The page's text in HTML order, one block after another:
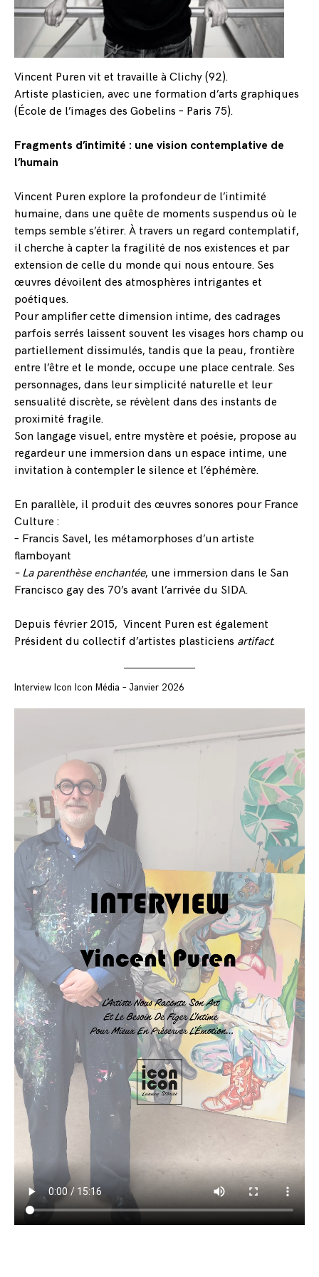
Vincent Puren vit et travaille à Clichy (92).
Artiste plasticien, avec une formation d’arts graphiques
(École de l’images des Gobelins – Paris 75).
Fragments d’intimité : une vision contemplative de
l’humain
Vincent Puren explore la profondeur de l’intimité
humaine, dans une quête de moments suspendus où le
temps semble s’étirer. À travers un regard contemplatif,
il cherche à capter la fragilité de nos existences et par
extension de celle du monde qui nous entoure. Ses
œuvres dévoilent des atmosphères intrigantes et
poétiques.
Pour amplifier cette dimension intime, des cadrages
parfois serrés laissent souvent les visages hors champ ou
partiellement dissimulés, tandis que la peau, frontière
entre l’être et le monde, occupe une place centrale. Ses
personnages, dans leur simplicité naturelle et leur
sensualité discrète, se révèlent dans des instants de
proximité fragile.
Son langage visuel, entre mystère et poésie, propose au
regardeur une immersion dans un espace intime, une
invitation à contempler le silence et l’éphémère.
En parallèle, il produit des œuvres sonores pour France
Culture :
– Francis Savel, les métamorphoses d’un artiste
flamboyant
– La parenthèse enchantée, une immersion dans le San
Francisco gay des 70’s avant l’arrivée du SIDA.
Depuis février 2015, Vincent Puren est également
Président du collectif d’artistes plasticiens artifact.
Interview Icon Icon Média – Janvier 2026